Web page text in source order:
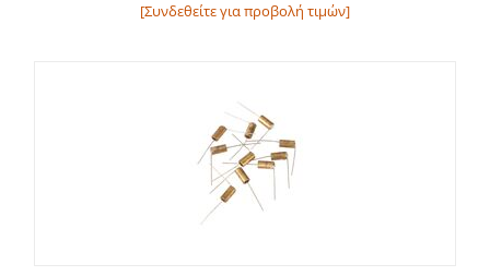
[Συνδεθείτε για προβολή τιμών]